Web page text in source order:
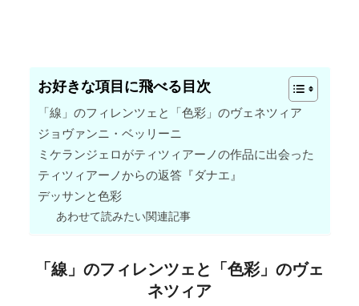
お好きな項目に飛べる目次
「線」のフィレンツェと「色彩」のヴェネツィア
ジョヴァンニ・ベッリーニ
ミケランジェロがティツィアーノの作品に出会った
ティツィアーノからの返答『ダナエ』
デッサンと色彩
あわせて読みたい関連記事
「線」のフィレンツェと「色彩」のヴェ
ネツィア